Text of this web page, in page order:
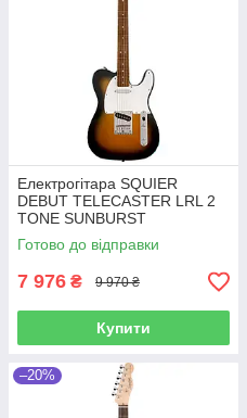
Електрогітара SQUIER
DEBUT TELECASTER LRL 2
TONE SUNBURST
Готово до відправки
7 976 ₴ 9 970 ₴
Купити
–20%